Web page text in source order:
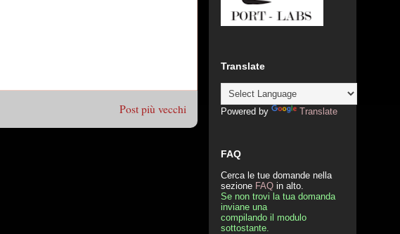
Post più vecchi
Translate
Powered by Translate
FAQ
Cerca le tue domande nella
sezione FAQ in alto.
Se non trovi la tua domanda
inviane una
compilando il modulo
sottostante.